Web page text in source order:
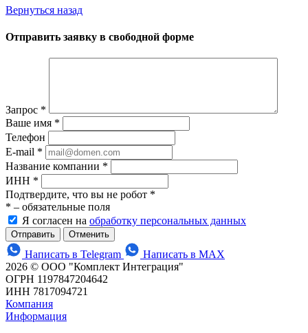
Вернуться назад
Отправить заявку в свободной форме
Запрос *
Ваше имя *
Телефон
E-mail *
Название компании *
ИНН *
Подтвердите, что вы не робот *
* – обязательные поля
Я согласен на обработку персональных данных
Отменить
Написать в Telegram
Написать в MAX
2026 © ООО "Комплект Интеграция"
ОГРН 1197847204642
ИНН 7817094721
Компания
Информация